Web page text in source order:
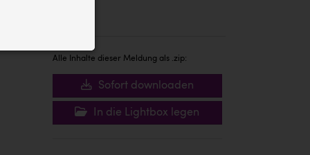
Alle Inhalte dieser Meldung als .zip:
Sofort downloaden
In die Lightbox legen
Website